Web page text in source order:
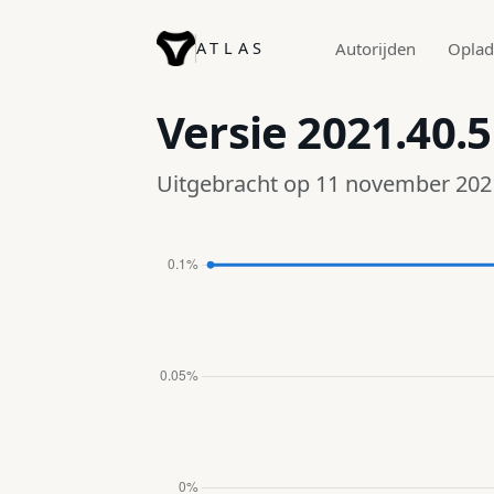
ATLAS Autorijden
Versie 2021.40.5
Uitgebracht op 11 november